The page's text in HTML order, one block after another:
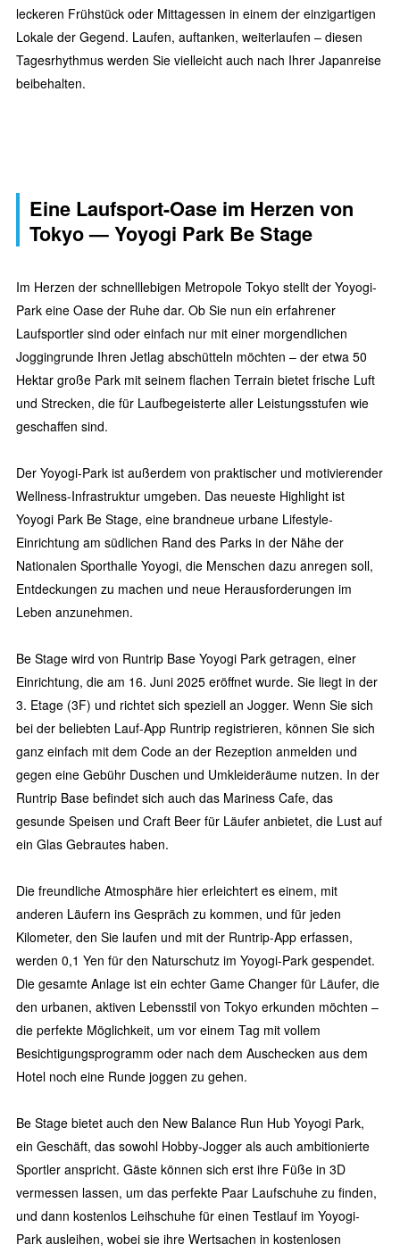
leckeren Frühstück oder Mittagessen in einem der einzigartigen
Lokale der Gegend. Laufen, auftanken, weiterlaufen – diesen
Tagesrhythmus werden Sie vielleicht auch nach Ihrer Japanreise
beibehalten.
Eine Laufsport-Oase im Herzen von
Tokyo — Yoyogi Park Be Stage
Im Herzen der schnelllebigen Metropole Tokyo stellt der Yoyogi-
Park eine Oase der Ruhe dar. Ob Sie nun ein erfahrener
Laufsportler sind oder einfach nur mit einer morgendlichen
Joggingrunde Ihren Jetlag abschütteln möchten – der etwa 50
Hektar große Park mit seinem flachen Terrain bietet frische Luft
und Strecken, die für Laufbegeisterte aller Leistungsstufen wie
geschaffen sind.
Der Yoyogi-Park ist außerdem von praktischer und motivierender
Wellness-Infrastruktur umgeben. Das neueste Highlight ist
Yoyogi Park Be Stage, eine brandneue urbane Lifestyle-
Einrichtung am südlichen Rand des Parks in der Nähe der
Nationalen Sporthalle Yoyogi, die Menschen dazu anregen soll,
Entdeckungen zu machen und neue Herausforderungen im
Leben anzunehmen.
Be Stage wird von Runtrip Base Yoyogi Park getragen, einer
Einrichtung, die am 16. Juni 2025 eröffnet wurde. Sie liegt in der
3. Etage (3F) und richtet sich speziell an Jogger. Wenn Sie sich
bei der beliebten Lauf-App Runtrip registrieren, können Sie sich
ganz einfach mit dem Code an der Rezeption anmelden und
gegen eine Gebühr Duschen und Umkleideräume nutzen. In der
Runtrip Base befindet sich auch das Mariness Cafe, das
gesunde Speisen und Craft Beer für Läufer anbietet, die Lust auf
ein Glas Gebrautes haben.
Die freundliche Atmosphäre hier erleichtert es einem, mit
anderen Läufern ins Gespräch zu kommen, und für jeden
Kilometer, den Sie laufen und mit der Runtrip-App erfassen,
werden 0,1 Yen für den Naturschutz im Yoyogi-Park gespendet.
Die gesamte Anlage ist ein echter Game Changer für Läufer, die
den urbanen, aktiven Lebensstil von Tokyo erkunden möchten –
die perfekte Möglichkeit, um vor einem Tag mit vollem
Besichtigungsprogramm oder nach dem Auschecken aus dem
Hotel noch eine Runde joggen zu gehen.
Be Stage bietet auch den New Balance Run Hub Yoyogi Park,
ein Geschäft, das sowohl Hobby-Jogger als auch ambitionierte
Sportler anspricht. Gäste können sich erst ihre Füße in 3D
vermessen lassen, um das perfekte Paar Laufschuhe zu finden,
und dann kostenlos Leihschuhe für einen Testlauf im Yoyogi-
Park ausleihen, wobei sie ihre Wertsachen in kostenlosen